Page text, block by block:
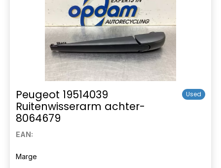
Peugeot 19514039
Ruitenwisserarm achter-
8064679
Used
EAN:
Marge